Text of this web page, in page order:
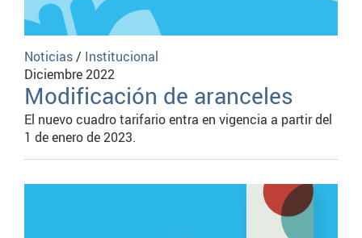
Noticias/ Institucional
Diciembre 2022
Modificación de aranceles
El nuevo cuadro tarifario entra en vigencia a partir del
1 de enero de 2023.